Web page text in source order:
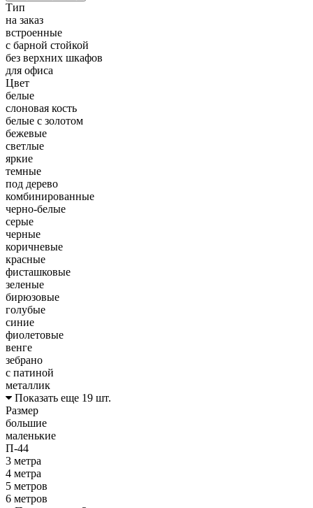
Тип
на заказ
встроенные
с барной стойкой
без верхних шкафов
для офиса
Цвет
белые
слоновая кость
белые с золотом
бежевые
светлые
яркие
темные
под дерево
комбинированные
черно-белые
серые
черные
коричневые
красные
фисташковые
зеленые
бирюзовые
голубые
синие
фиолетовые
венге
зебрано
с патиной
металлик
Показать еще 19 шт.
Размер
большие
маленькие
П-44
3 метра
4 метра
5 метров
6 метров